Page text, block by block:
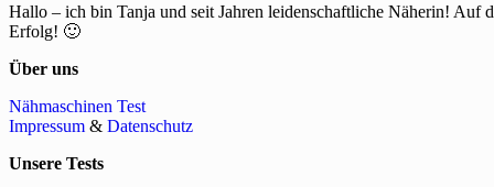
Hallo – ich bin Tanja und seit Jahren leidenschaftliche Näherin! Auf
Erfolg! 🙂
Über uns
Nähmaschinen Test
Impressum & Datenschutz
Unsere Tests